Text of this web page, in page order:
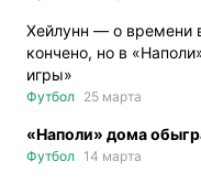
Хейлунн — о времени
кончено, но в
игры»
Футбол 25 марта
«Наполи» дома
Футбол 14 марта